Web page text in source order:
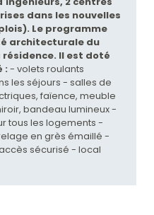
dans les nouvelles
Le programme
architecturale du
Il est doté
: - volets roulants
les séjours - salles de
faïence, meuble
bandeau lumineux -
tous les logements -
en grès émaillé -
sécurisé - local